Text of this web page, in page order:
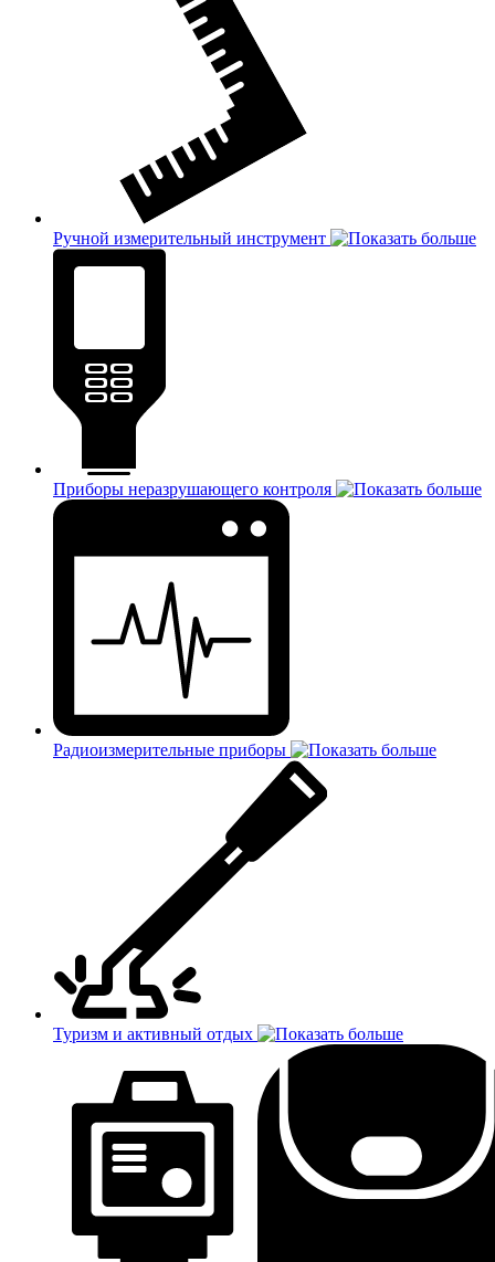
Ручной измерительный инструмент
Приборы неразрушающего контроля
Радиоизмерительные приборы
Туризм и активный отдых